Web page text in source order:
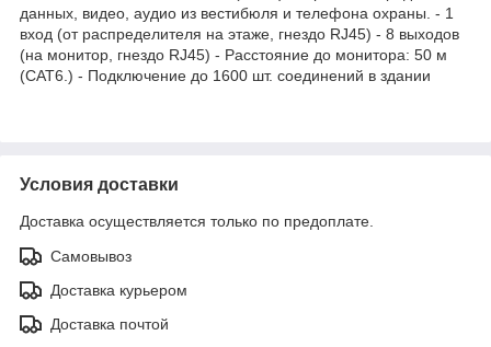
данных, видео, аудио из вестибюля и телефона охраны. - 1
вход (от распределителя на этаже, гнездо RJ45) - 8 выходов
(на монитор, гнездо RJ45) - Расстояние до монитора: 50 м
(CAT6.) - Подключение до 1600 шт. соединений в здании
Условия доставки
Доставка осуществляется только по предоплате.
Самовывоз
Доставка курьером
Доставка почтой